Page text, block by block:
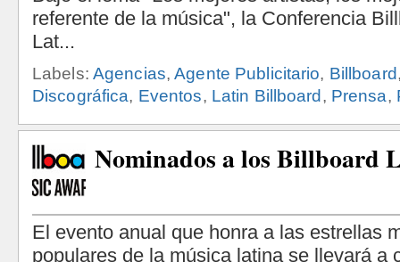
Labels: Agencias,Agente Publicitario, Billboard
Discográfica, Eventos, Latin Billboard , Prensa,
Nominados a los Billboard